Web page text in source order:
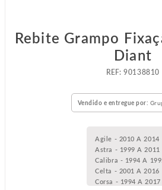
Rebite Grampo
Diant
:90138810
Vendido e entregue por:
Agile - 2010 A 2014
Astra - 1999 A 2011
Calibra - 1994 A
Celta - 2001 A 2016
Corsa - 1994 A 2017